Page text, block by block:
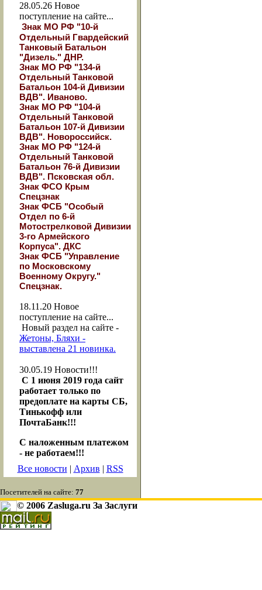
28.05.26 Новое
поступление на сайте...
Знак МО РФ "10-й
Отдельный Гвардейский
Танковый Батальон
"Дизель." ДНР.
Знак МО РФ "134-й
Отдельный Танковой
Батальон 104-й Дивизии
ВДВ". Иваново.
Знак МО РФ "104-й
Отдельный Танковой
Батальон 107-й Дивизии
ВДВ". Новороссийск.
Знак МО РФ "124-й
Отдельный Танковой
Батальон 76-й Дивизии
ВДВ". Псковская обл.
Знак ФСО Крым
Спецзнак
Знак ФСБ "Особый
Отдел по 6-й
Мотострелковой Дивизии
3-го Армейского
Корпуса". ДКС
Знак ФСБ "Управление
по Московскому
Военному Округу."
Спецзнак.
18.11.20 Новое
поступление на сайте...
Новый раздел на сайте -
Жетоны, Бляхи -
выставлена 21 новинка.
30.05.19 Новости!!!
С 1 июня 2019 года сайт
работает только по
предоплате на карты СБ,
Тинькофф или
ПочтаБанк!!!
С наложенным платежом
- не работаем!!!
Все новости | Архив | RSS
Посетителей на сайте: 77
© 2006 Zasluga.ru За Заслуги